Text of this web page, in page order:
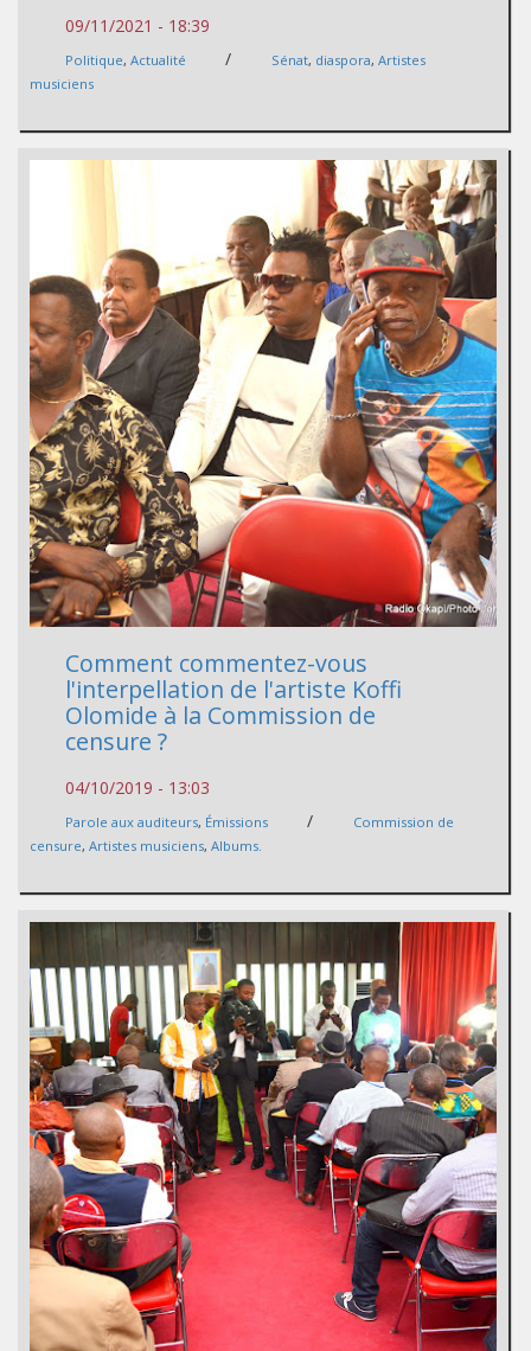
09/11/2021 - 18:39
Politique, Actualité / Sénat, diaspora, Artistes
musiciens
Comment commentez-vous
l'interpellation de l'artiste Koffi
Olomide à la Commission de
censure ?
04/10/2019 - 13:03
Parole aux auditeurs, Émissions /
Commission de
censure, Artistes musiciens, Albums.